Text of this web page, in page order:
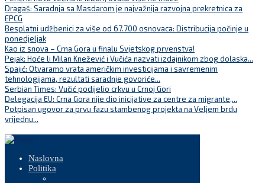
Dragaš: Saradnja sa Masdarom je najvažnija razvojna prekretnica za
EPCG
Besplatni udžbenici za više od 67.700 osnovaca: Distribucija počinje u
ponedjeljak
Kao iz snova – Crna Gora u finalu Svjetskog prvenstva!
Pejak: Hoće li Milan Knežević i Vučića nazvati izdajnikom zbog dolaska...
Spajić: Otvaramo vrata američkim investicijama i savremenim
tehnologijama, rezultati saradnje govoriće...
Serbian Times: Vučić podijelio crkvu u Crnoj Gori
Delegacija EU: Crna Gora nije dio inicijative za centre za migrante,...
Potpisan ugovor za prvu fazu stambenog projekta na Veljem brdu
vrijednu...
Naslovna
Politika